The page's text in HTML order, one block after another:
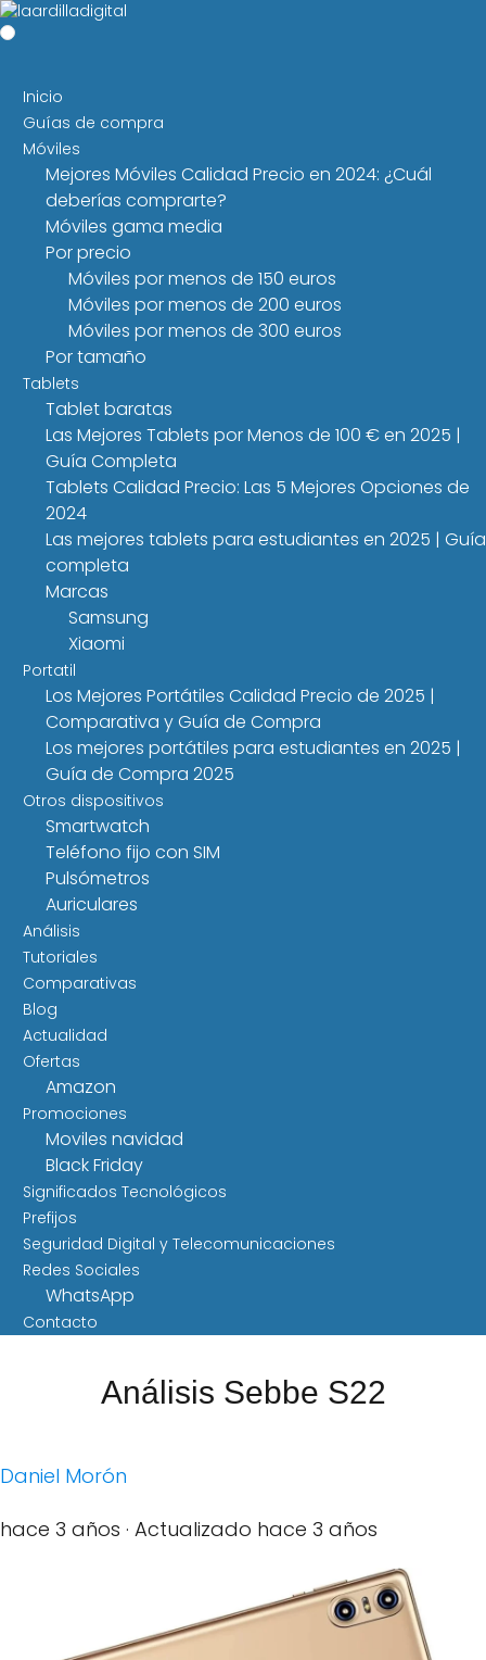
Inicio
Guías de compra
Móviles
Mejores Móviles Calidad Precio en 2024: ¿Cuál
deberías comprarte?
Móviles gama media
Por precio
Móviles por menos de 150 euros
Móviles por menos de 200 euros
Móviles por menos de 300 euros
Por tamaño
Tablets
Tablet baratas
Las Mejores Tablets por Menos de 100 € en 2025 |
Guía Completa
Tablets Calidad Precio: Las 5 Mejores Opciones de
2024
Las mejores tablets para estudiantes en 2025 | Guía
completa
Marcas
Samsung
Xiaomi
Portatil
Los Mejores Portátiles Calidad Precio de 2025 |
Comparativa y Guía de Compra
Los mejores portátiles para estudiantes en 2025 |
Guía de Compra 2025
Otros dispositivos
Smartwatch
Teléfono fijo con SIM
Pulsómetros
Auriculares
Análisis
Tutoriales
Comparativas
Blog
Actualidad
Ofertas
Amazon
Promociones
Moviles navidad
Black Friday
Significados Tecnológicos
Prefijos
Seguridad Digital y Telecomunicaciones
Redes Sociales
WhatsApp
Contacto
Análisis Sebbe S22
Daniel Morón
hace 3 años · Actualizado hace 3 años